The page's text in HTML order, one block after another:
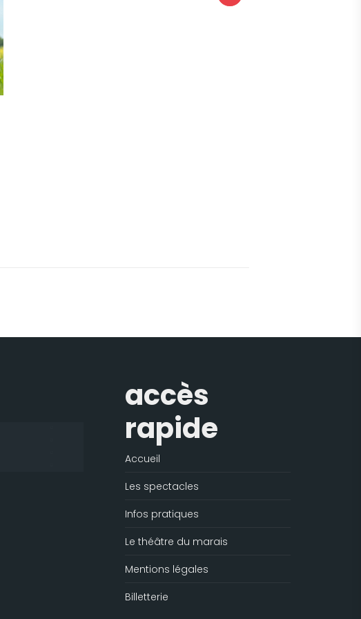
accès
rapide
Accueil
Les spectacles
Infos pratiques
Le théâtre du marais
Mentions légales
Billetterie